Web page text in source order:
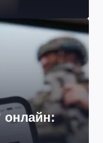
онлайн: